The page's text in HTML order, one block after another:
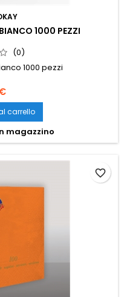
1000 PEZZI
(0)
1000 pezzi
carrello
magazzino
favorite_border